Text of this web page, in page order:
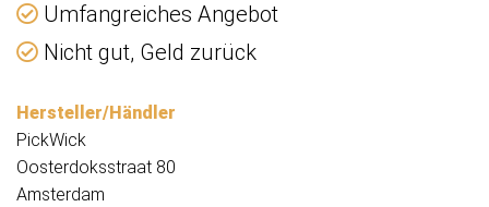
Umfangreiches Angebot
Nicht gut, Geld zurück
Hersteller/Händler
PickWick
Oosterdoksstraat 80
Amsterdam